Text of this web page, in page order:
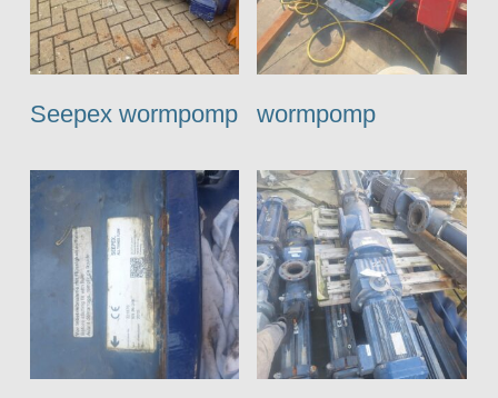
Seepex wormpomp wormpomp